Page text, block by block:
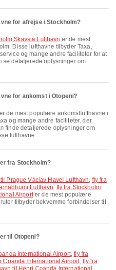
for afrejse i Stockholm?
Skavsta Lufthavn er de mest
Disse lufthavne tilbyder Taxa,
og mange andre faciliteter for at
se detaljerede oplysninger om
for ankomst i Otopeni?
de mest populære ankomstlufthavne i
og mange andre faciliteter, der
finde detaljerede oplysninger om
lufthavne.
fra Stockholm?
Prague Václav Havel Lufthavn, fly fra
Lufthavn, fly fra Stockholm
Airporter de mest populære
tilbyder bekvemme forbindelser til
til Otopeni?
International Airport,fly fra
Coanda International Airport, fly fra
til Henri Coanda International